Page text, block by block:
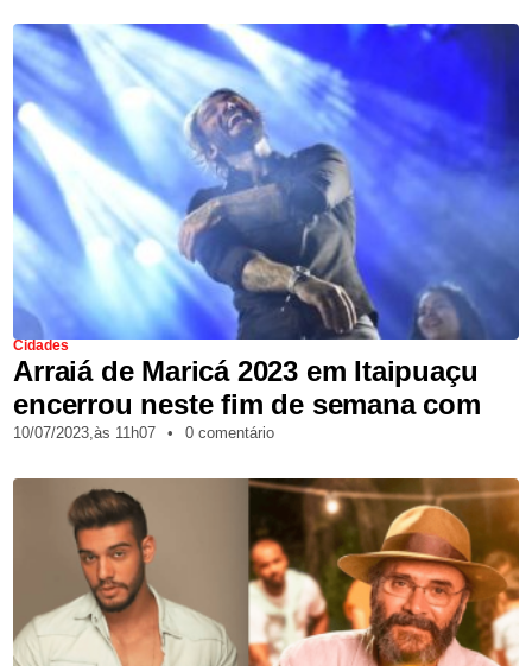
Cidades
Arraiá de Maricá 2023 em Itaipuaçu
encerrou neste fim de semana com
10/07/2023,às 11h07 • 0 comentário